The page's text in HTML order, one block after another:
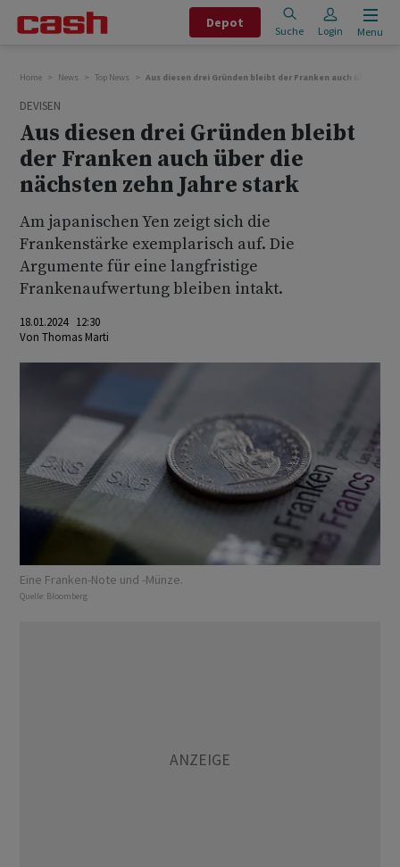
Depot
Suche Login Menu
Home News Top News Aus diesen drei Gründen bleibt der Franken auch über die
DEVISEN
Aus diesen drei Gründen bleibt
der Franken auch über die
nächsten zehn Jahre stark
Am japanischen Yen zeigt sich die
Frankenstärke exemplarisch auf. Die
Argumente für eine langfristige
Frankenaufwertung bleiben intakt.
18.01.2024 12:30
Von Thomas Marti
Eine Franken-Note und -Münze.
Quelle: Bloomberg